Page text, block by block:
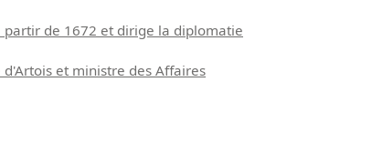
partir de 1672 et dirige la diplomatie
d'Artois et ministre des Affaires